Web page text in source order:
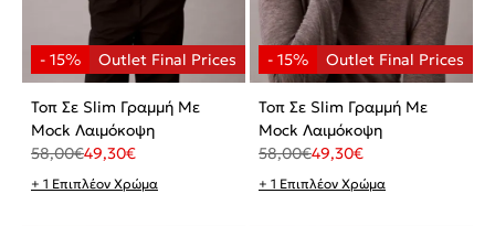
Τοπ Σε Slim Γραμμή Με
Mock Λαιμόκοψη
58,00€49,30€
+ 1 Επιπλέον Χρώμα
Τοπ Σε Slim Γραμμή Με
Mock Λαιμόκοψη
58,00€49,30€
+ 1 Επιπλέον Χρώμα